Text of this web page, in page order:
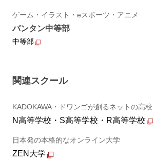
ゲーム・イラスト・eスポーツ・アニメ
バンタン中等部
中等部
関連スクール
KADOKAWA・ドワンゴが創るネットの高校
N高等学校・S高等学校・R高等学校
日本発の本格的なオンライン大学
ZEN大学